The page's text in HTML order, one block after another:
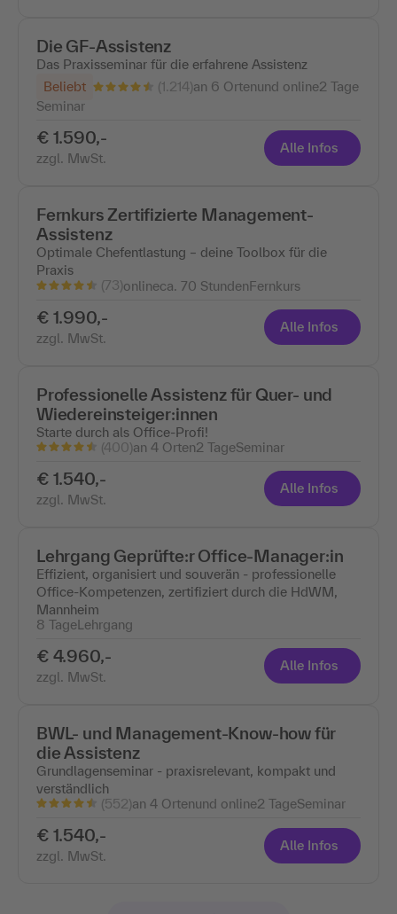
Die GF-Assistenz
Das Praxisseminar für die erfahrene Assistenz
Beliebt
(1.214)an 6 Ortenund online2 Tage
Seminar
€ 1.590,-
zzgl. MwSt.
Alle Infos
Fernkurs Zertifizierte Management-
Assistenz
Optimale Chefentlastung – deine Toolbox für die
Praxis
(73)onlineca. 70 StundenFernkurs
€ 1.990,-
zzgl. MwSt.
Alle Infos
Professionelle Assistenz für Quer- und
Wiedereinsteiger:innen
Starte durch als Office-Profi!
(400)an 4 Orten2 TageSeminar
€ 1.540,-
zzgl. MwSt.
Alle Infos
Lehrgang Geprüfte:r Office-Manager:in
Effizient, organisiert und souverän - professionelle
Office-Kompetenzen, zertifiziert durch die HdWM,
Mannheim
8 TageLehrgang
€ 4.960,-
zzgl. MwSt.
Alle Infos
BWL- und Management-Know-how für
die Assistenz
Grundlagenseminar - praxisrelevant, kompakt und
verständlich
(552)an 4 Ortenund online2 TageSeminar
€ 1.540,-
zzgl. MwSt.
Alle Infos